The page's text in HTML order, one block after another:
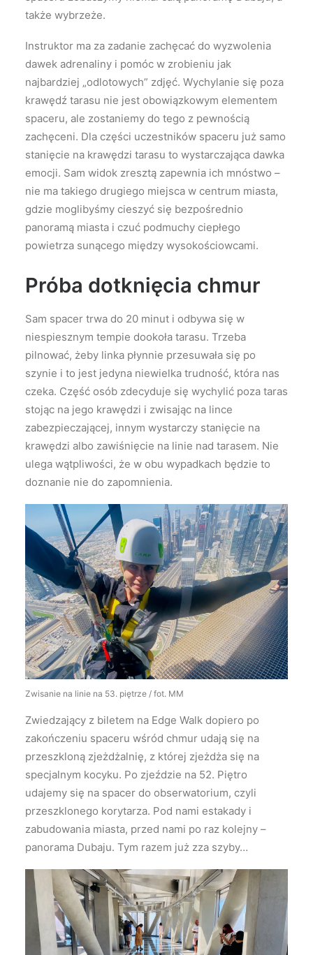
także wybrzeże.
Instruktor ma za zadanie zachęcać do wyzwolenia
dawek adrenaliny i pomóc w zrobieniu jak
najbardziej „odlotowych” zdjęć. Wychylanie się poza
krawędź tarasu nie jest obowiązkowym elementem
spaceru, ale zostaniemy do tego z pewnością
zachęceni. Dla części uczestników spaceru już samo
stanięcie na krawędzi tarasu to wystarczająca dawka
emocji. Sam widok zresztą zapewnia ich mnóstwo –
nie ma takiego drugiego miejsca w centrum miasta,
gdzie moglibyśmy cieszyć się bezpośrednio
panoramą miasta i czuć podmuchy ciepłego
powietrza sunącego między wysokościowcami.
Próba dotknięcia chmur
Sam spacer trwa do 20 minut i odbywa się w
niespiesznym tempie dookoła tarasu. Trzeba
pilnować, żeby linka płynnie przesuwała się po
szynie i to jest jedyna niewielka trudność, która nas
czeka. Część osób zdecyduje się wychylić poza taras
stojąc na jego krawędzi i zwisając na lince
zabezpieczającej, innym wystarczy stanięcie na
krawędzi albo zawiśnięcie na linie nad tarasem. Nie
ulega wątpliwości, że w obu wypadkach będzie to
doznanie nie do zapomnienia.
Zwisanie na linie na 53. piętrze / fot. MM
Zwiedzający z biletem na Edge Walk dopiero po
zakończeniu spaceru wśród chmur udają się na
przeszkloną zjeżdżalnię, z której zjeżdża się na
specjalnym kocyku. Po zjeździe na 52. Piętro
udajemy się na spacer do obserwatorium, czyli
przeszklonego korytarza. Pod nami estakady i
zabudowania miasta, przed nami po raz kolejny –
panorama Dubaju. Tym razem już zza szyby…